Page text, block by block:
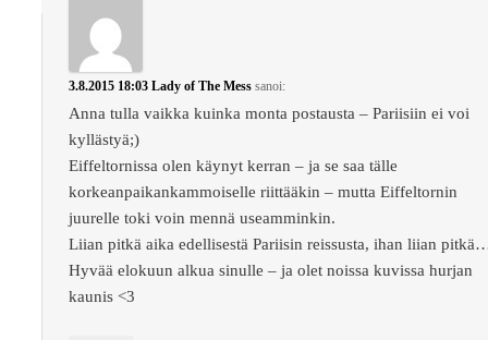
3.8.2015 18:03 Lady of The Mess sanoi:
Anna tulla vaikka kuinka monta postausta – Pariisiin ei voi
kyllästyä;)
Eiffeltornissa olen käynyt kerran – ja se saa tälle
korkeanpaikankammoiselle riittääkin – mutta Eiffeltornin
juurelle toki voin mennä useamminkin.
Liian pitkä aika edellisestä Pariisin reissusta, ihan liian
Hyvää elokuun alkua sinulle – ja olet noissa kuvissa hurjan
kaunis <3